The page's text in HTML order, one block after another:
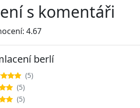
s komentáři
4.67
berlí
(5)
(5)
(5)